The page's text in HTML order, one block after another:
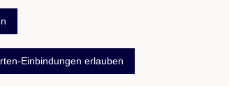
Einbindungen erlauben